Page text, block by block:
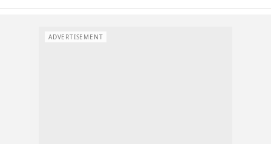
ADVERTISEMENT